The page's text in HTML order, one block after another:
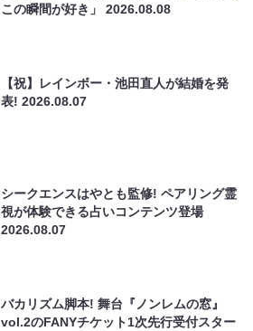
この瞬間が好き」2026.08.08
【祝】レインボー・池田直人が結婚を発
表!2026.08.07
シークエンスはやとも監修! ペアリング霊
視が体験できる占いコンテンツ登場
2026.08.07
バカリズム脚本! 舞台『ノンレムの窓』
vol.2のFANYチケット1次先行受付スター